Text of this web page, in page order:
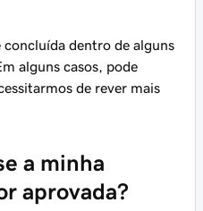
concluída dentro de alguns
alguns casos, pode
de rever mais
a minha
aprovada?